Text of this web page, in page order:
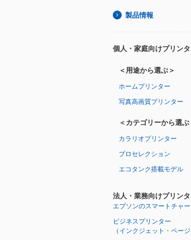
製品情報
個人・家庭向けプリン
＜用途から選ぶ＞
ホームプリンター
写真高画質プリンター
＜カテゴリーから選ぶ
カラリオプリンター
プロセレクション
エコタンク搭載モデル
法人・業務向けプリン
エプソンのスマートチャー
ビジネスプリンター
（インクジェット・ページ